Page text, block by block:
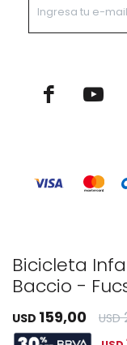
Bicicleta
Baccio -
USD 159,00 USD

© Copyright 2026 /